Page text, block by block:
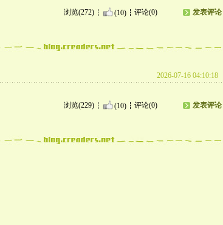
浏览(272) (10) 评论(0) 发表评论
2026-07-16 04:10:18
浏览(229) (10) 评论(0) 发表评论